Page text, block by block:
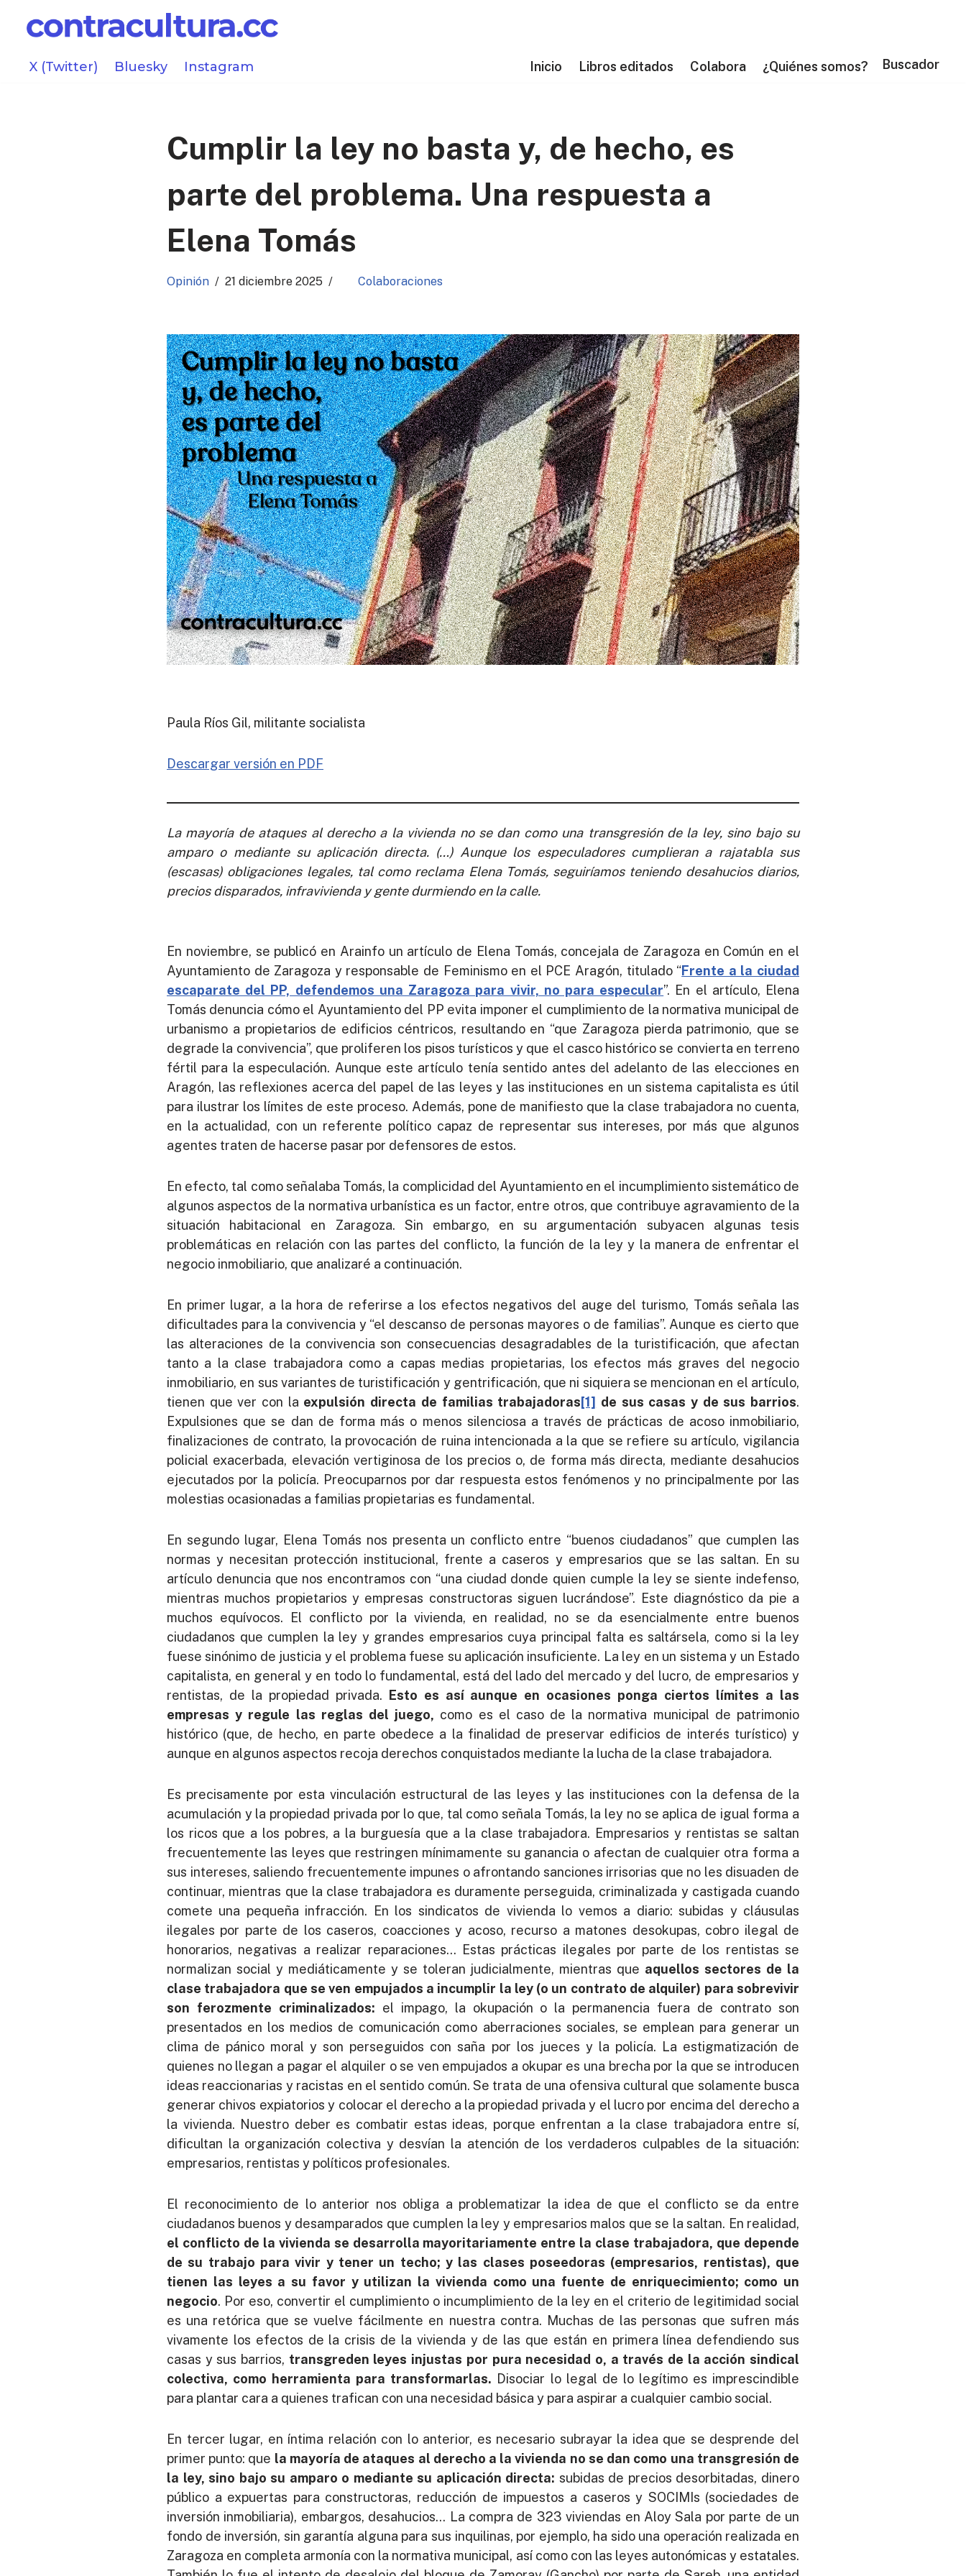
Saltar
contenido
X (Twitter) Bluesky Instagram Inicio Libros editados Colabora ¿Quiénes somos? Buscador
Cumplir la ley no basta y, de hecho, es
parte del problema. Una respuesta a
Elena Tomás
Opinión 21 diciembre 2025 Colaboraciones
Paula Ríos Gil, militante socialista
Descargar versión en PDF
La mayoría de ataques al derecho a la vivienda no se dan como una transgresión de la ley, sino bajo su
amparo o mediante su aplicación directa. (…) Aunque los especuladores cumplieran a rajatabla sus
(escasas) obligaciones legales, tal como reclama Elena Tomás, seguiríamos teniendo desahucios diarios,
precios disparados, infravivienda y gente durmiendo en la calle.
En noviembre, se publicó en Arainfo un artículo de Elena Tomás, concejala de Zaragoza en Común en el
Ayuntamiento de Zaragoza y responsable de Feminismo en el PCE Aragón, titulado “Frente a la ciudad
escaparate del PP, defendemos una Zaragoza para vivir, no para especular”. En el artículo, Elena
Tomás denuncia cómo el Ayuntamiento del PP evita imponer el cumplimiento de la normativa municipal de
urbanismo a propietarios de edificios céntricos, resultando en “que Zaragoza pierda patrimonio, que se
degrade la convivencia”, que proliferen los pisos turísticos y que el casco histórico se convierta en terreno
fértil para la especulación. Aunque este artículo tenía sentido antes del adelanto de las elecciones en
Aragón, las reflexiones acerca del papel de las leyes y las instituciones en un sistema capitalista es útil
para ilustrar los límites de este proceso. Además, pone de manifiesto que la clase trabajadora no cuenta,
en la actualidad, con un referente político capaz de representar sus intereses, por más que algunos
agentes traten de hacerse pasar por defensores de estos.
En efecto, tal como señalaba Tomás, la complicidad del Ayuntamiento en el incumplimiento sistemático de
algunos aspectos de la normativa urbanística es un factor, entre otros, que contribuye agravamiento de la
situación habitacional en Zaragoza. Sin embargo, en su argumentación subyacen algunas tesis
problemáticas en relación con las partes del conflicto, la función de la ley y la manera de enfrentar el
negocio inmobiliario, que analizaré a continuación.
En primer lugar, a la hora de referirse a los efectos negativos del auge del turismo, Tomás señala las
dificultades para la convivencia y “el descanso de personas mayores o de familias”. Aunque es cierto que
las alteraciones de la convivencia son consecuencias desagradables de la turistificación, que afectan
tanto a la clase trabajadora como a capas medias propietarias, los efectos más graves del negocio
inmobiliario, en sus variantes de turistificación y gentrificación, que ni siquiera se mencionan en el artículo,
tienen que ver con la expulsión directa de familias trabajadoras[1] de sus casas y de sus barrios.
Expulsiones que se dan de forma más o menos silenciosa a través de prácticas de acoso inmobiliario,
finalizaciones de contrato, la provocación de ruina intencionada a la que se refiere su artículo, vigilancia
policial exacerbada, elevación vertiginosa de los precios o, de forma más directa, mediante desahucios
ejecutados por la policía. Preocuparnos por dar respuesta estos fenómenos y no principalmente por las
molestias ocasionadas a familias propietarias es fundamental.
En segundo lugar, Elena Tomás nos presenta un conflicto entre “buenos ciudadanos” que cumplen las
normas y necesitan protección institucional, frente a caseros y empresarios que se las saltan. En su
artículo denuncia que nos encontramos con “una ciudad donde quien cumple la ley se siente indefenso,
mientras muchos propietarios y empresas constructoras siguen lucrándose”. Este diagnóstico da pie a
muchos equívocos. El conflicto por la vivienda, en realidad, no se da esencialmente entre buenos
ciudadanos que cumplen la ley y grandes empresarios cuya principal falta es saltársela, como si la ley
fuese sinónimo de justicia y el problema fuese su aplicación insuficiente. La ley en un sistema y un Estado
capitalista, en general y en todo lo fundamental, está del lado del mercado y del lucro, de empresarios y
rentistas, de la propiedad privada.
Esto es así aunque en ocasiones ponga ciertos límites a las
empresas y regule las reglas del juego, como es el caso de la normativa municipal de patrimonio
histórico (que, de hecho, en parte obedece a la finalidad de preservar edificios de interés turístico) y
aunque en algunos aspectos recoja derechos conquistados mediante la lucha de la clase trabajadora.
Es precisamente por esta vinculación estructural de las leyes y las instituciones con la defensa de la
acumulación y la propiedad privada por lo que, tal como señala Tomás, la ley no se aplica de igual forma a
los ricos que a los pobres, a la burguesía que a la clase trabajadora. Empresarios y rentistas se saltan
frecuentemente las leyes que restringen mínimamente su ganancia o afectan de cualquier otra forma a
sus intereses, saliendo frecuentemente impunes o afrontando sanciones irrisorias que no les disuaden de
continuar, mientras que la clase trabajadora es duramente perseguida, criminalizada y castigada cuando
comete una pequeña infracción. En los sindicatos de vivienda lo vemos a diario: subidas y cláusulas
ilegales por parte de los caseros, coacciones y acoso, recurso a matones desokupas, cobro ilegal de
honorarios, negativas a realizar reparaciones… Estas prácticas ilegales por parte de los rentistas se
normalizan social y mediáticamente y se toleran judicialmente, mientras que aquellos sectores de la
clase trabajadora que se ven empujados a incumplir la ley (o un contrato de alquiler) para sobrevivir
son ferozmente criminalizados: el impago, la okupación o la permanencia fuera de contrato son
presentados en los medios de comunicación como aberraciones sociales, se emplean para generar un
clima de pánico moral y son perseguidos con saña por los jueces y la policía. La estigmatización de
quienes no llegan a pagar el alquiler o se ven empujados a okupar es una brecha por la que se introducen
ideas reaccionarias y racistas en el sentido común. Se trata de una ofensiva cultural que solamente busca
generar chivos expiatorios y colocar el derecho a la propiedad privada y el lucro por encima del derecho a
la vivienda. Nuestro deber es combatir estas ideas, porque enfrentan a la clase trabajadora entre sí,
dificultan la organización colectiva y desvían la atención de los verdaderos culpables de la situación:
empresarios, rentistas y políticos profesionales.
El reconocimiento de lo anterior nos obliga a problematizar la idea de que el conflicto se da entre
ciudadanos buenos y desamparados que cumplen la ley y empresarios malos que se la saltan. En realidad,
el conflicto de la vivienda se desarrolla mayoritariamente entre la clase trabajadora, que depende
de su trabajo para vivir y tener un techo; y las clases poseedoras (empresarios, rentistas), que
tienen las leyes a su favor y utilizan la vivienda como una fuente de enriquecimiento; como un
negocio. Por eso, convertir el cumplimiento o incumplimiento de la ley en el criterio de legitimidad social
es una retórica que se vuelve fácilmente en nuestra contra. Muchas de las personas que sufren más
vivamente los efectos de la crisis de la vivienda y de las que están en primera línea defendiendo sus
casas y sus barrios, transgreden leyes injustas por pura necesidad o, a través de la acción sindical
colectiva, como herramienta para transformarlas. Disociar lo legal de lo legítimo es imprescindible
para plantar cara a quienes trafican con una necesidad básica y para aspirar a cualquier cambio social.
En tercer lugar, en íntima relación con lo anterior, es necesario subrayar la idea que se desprende del
primer punto: que la mayoría de ataques al derecho a la vivienda no se dan como una transgresión de
la ley, sino bajo su amparo o mediante su aplicación directa: subidas de precios desorbitadas, dinero
público a expuertas para constructoras, reducción de impuestos a caseros y SOCIMIs (sociedades de
inversión inmobiliaria), embargos, desahucios… La compra de 323 viviendas en Aloy Sala por parte de un
fondo de inversión, sin garantía alguna para sus inquilinas, por ejemplo, ha sido una operación realizada en
Zaragoza en completa armonía con la normativa municipal, así como con las leyes autonómicas y estatales.